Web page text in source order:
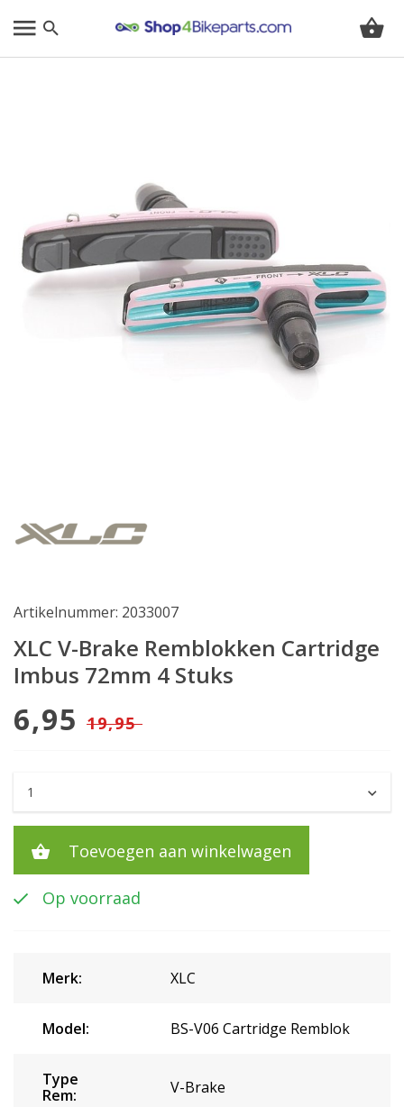
Artikelnummer: 2033007
XLC V-Brake Remblokken Cartridge
Imbus 72mm 4 Stuks
6,95 19,95
Toevoegen aan winkelwagen
Op voorraad
Merk: XLC
Model: BS-V06 Cartridge Remblok
Type
Rem:
V-Brake